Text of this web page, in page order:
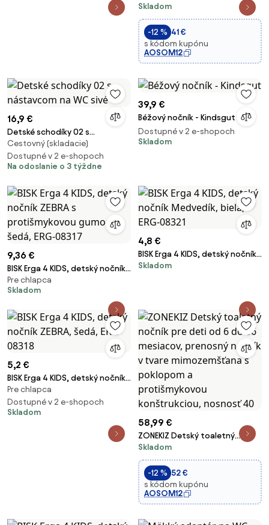
hrocha 2 v 1 s odnímateľným
nočníkom a toaletným
štetcom, do 25 kg, 40x30x23
cm, modrý | Aosom
Skladom
-12 % 41 €
s kódom kupónu
AOSOM12
16,9 €
Detské schodíky 02 s
nástavcom na WC sivé
Cestovný (skladacie)
Dostupné v 2 e-shopoch
Na odoslanie o 3 týždne
39,9 €
Béžový nočník - Kindsgut
Dostupné v 2 e-shopoch
Skladom
9,36 €
BISK Erga 4 KIDS, detský nočník
ZEBRA s protišmykovou gumou,
šedá, ERG-08317
Pre chlapca
Skladom
4,8 €
BISK Erga 4 KIDS, detský nočník
Medvedík, biela, ERG-08321
Skladom
5,2 €
BISK Erga 4 KIDS, detský nočník
ZEBRA, šedá, ERG-08318
Pre chlapca
Dostupné v 2 e-shopoch
Skladom
58,99 €
ZONEKIZ Detský toaletný
nočník pre deti od 6 do 36
mesiacov, prenosný nočník v
tvare mimozemšťana s
poklopom a protišmykovou
konštrukciou, nosnosť 40
Skladom
-12 % 52 €
s kódom kupónu
AOSOM12